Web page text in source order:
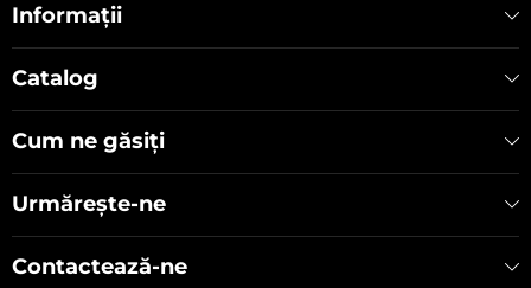
Informații
Catalog
Cum ne găsiți
Urmărește-ne
Contactează-ne